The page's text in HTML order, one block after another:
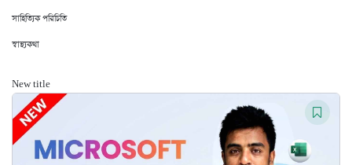
সাহিত্যিক পরিচিতি
স্বাস্থ্যকথা
New title